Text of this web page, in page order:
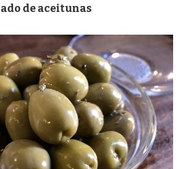
de aceitunas